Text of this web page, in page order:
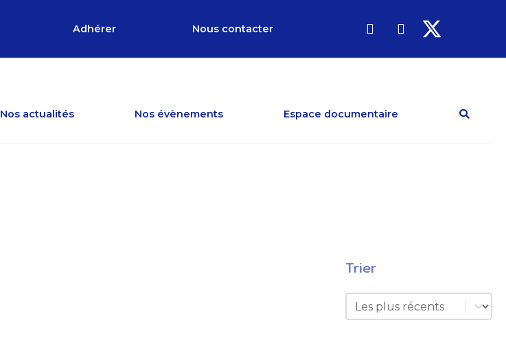
Adhérer Nous contacter
Nos actualités Nos évènements Espace documentaire
Trier
Trier
Trier